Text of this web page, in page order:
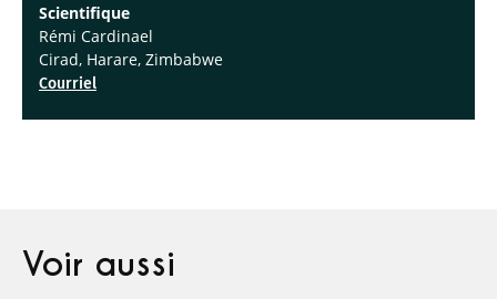
Scientifique
Rémi Cardinael
Cirad, Harare, Zimbabwe
Courriel
Voir aussi